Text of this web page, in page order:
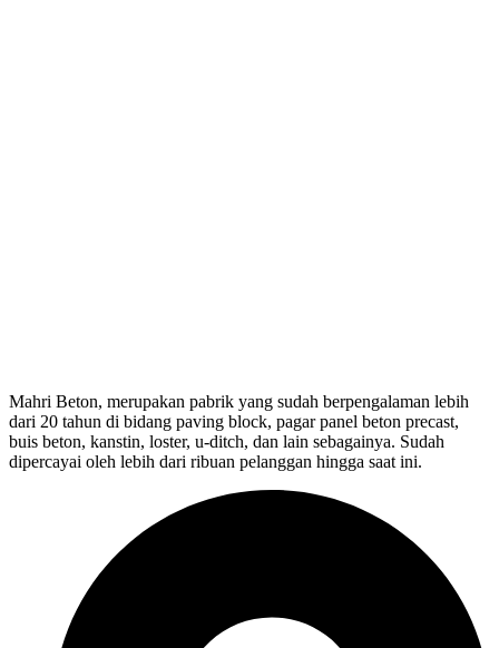
Mahri Beton, merupakan pabrik yang sudah berpengalaman lebih
dari 20 tahun di bidang paving block, pagar panel beton precast,
buis beton, kanstin, loster, u-ditch, dan lain sebagainya. Sudah
dipercayai oleh lebih dari ribuan pelanggan hingga saat ini.